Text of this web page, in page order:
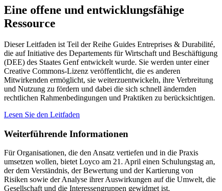
Eine offene und entwicklungsfähige
Ressource
Dieser Leitfaden ist Teil der Reihe Guides Entreprises & Durabilité,
die auf Initiative des Departements für Wirtschaft und Beschäftigung
(DEE) des Staates Genf entwickelt wurde. Sie werden unter einer
Creative Commons-Lizenz veröffentlicht, die es anderen
Mitwirkenden ermöglicht, sie weiterzuentwickeln, ihre Verbreitung
und Nutzung zu fördern und dabei die sich schnell ändernden
rechtlichen Rahmenbedingungen und Praktiken zu berücksichtigen.
Lesen Sie den Leitfaden
Weiterführende Informationen
Für Organisationen, die den Ansatz vertiefen und in die Praxis
umsetzen wollen, bietet Loyco am 21. April einen Schulungstag an,
der dem Verständnis, der Bewertung und der Kartierung von
Risiken sowie der Analyse ihrer Auswirkungen auf die Umwelt, die
Gesellschaft und die Interessengruppen gewidmet ist.